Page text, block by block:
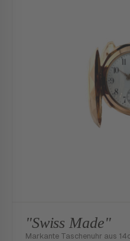
"Swiss Made"
Markante Taschenuhr aus